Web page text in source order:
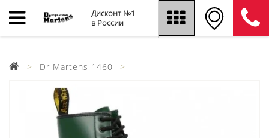
Дисконт №1
в России
Dr Martens 1460